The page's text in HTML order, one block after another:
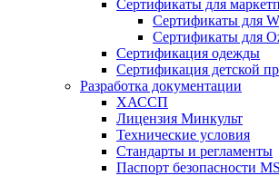
Сертификаты для
Сертификаты для
Сертификаты для
Сертификация одежды
Сертификация детской
Разработка документации
ХАССП
Лицензия Минкульт
Технические условия
Стандарты и регламенты
Паспорт безопасности